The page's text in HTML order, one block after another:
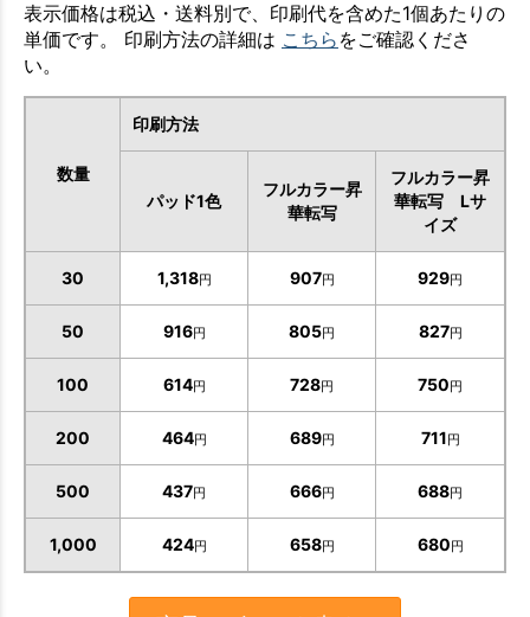
表示価格は税込・送料別で、印刷代を含めた1個あたりの
単価です。 印刷方法の詳細は こちら をご確認くださ
い。
数量
印刷方法
パッド1色
フルカラー昇
華転写
フルカラー昇
華転写 Lサ
イズ
30 1,318円 907円 929円
50 916円 805円 827円
100 614円 728円 750円
200 464円 689円 711円
500 437円 666円 688円
1,000 424円 658円 680円